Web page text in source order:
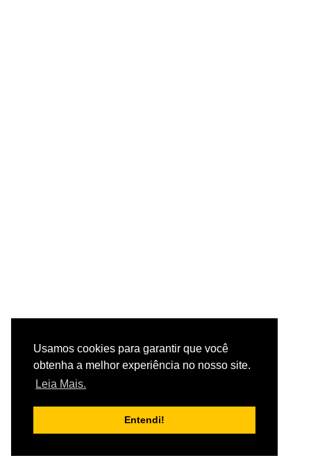
Usamos cookies para garantir que você
obtenha a melhor experiência no nosso site.
Leia Mais.
Entendi!